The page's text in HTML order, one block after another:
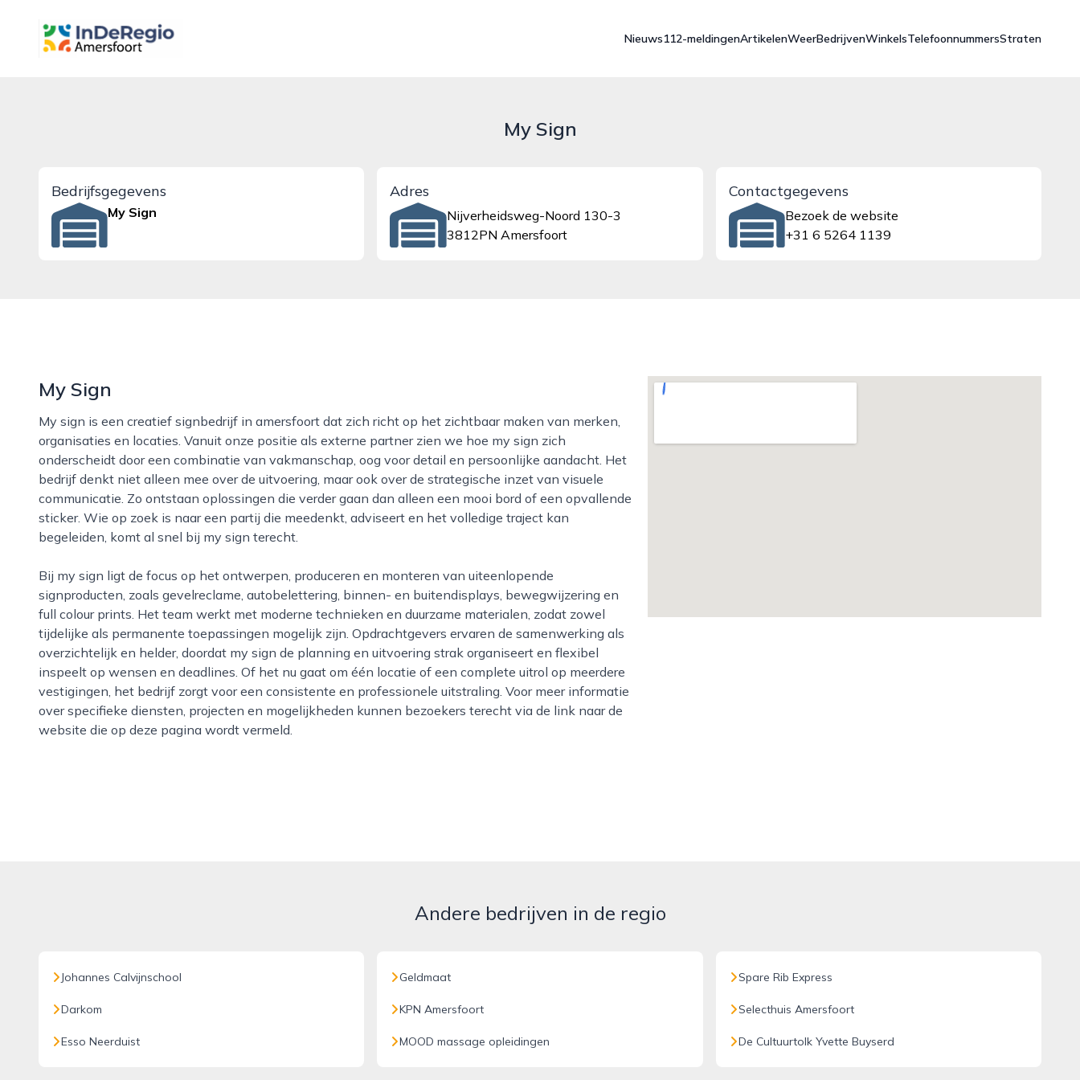
inderegioamersfoort.nl
Nieuws112-meldingenArtikelenWeerBedrijvenWinkelsTelefoonnummersStraten
My Sign
Bedrijfsgegevens
My Sign
Adres
Nijverheidsweg-Noord 130-3
3812PN Amersfoort
Contactgegevens
Bezoek de website
+31 6 5264 1139
My Sign
My sign is een creatief signbedrijf in amersfoort dat zich richt op het zichtbaar maken van merken,
organisaties en locaties. Vanuit onze positie als externe partner zien we hoe my sign zich
onderscheidt door een combinatie van vakmanschap, oog voor detail en persoonlijke aandacht. Het
bedrijf denkt niet alleen mee over de uitvoering, maar ook over de strategische inzet van visuele
communicatie. Zo ontstaan oplossingen die verder gaan dan alleen een mooi bord of een opvallende
sticker. Wie op zoek is naar een partij die meedenkt, adviseert en het volledige traject kan
begeleiden, komt al snel bij my sign terecht.
Bij my sign ligt de focus op het ontwerpen, produceren en monteren van uiteenlopende
signproducten, zoals gevelreclame, autobelettering, binnen- en buitendisplays, bewegwijzering en
full colour prints. Het team werkt met moderne technieken en duurzame materialen, zodat zowel
tijdelijke als permanente toepassingen mogelijk zijn. Opdrachtgevers ervaren de samenwerking als
overzichtelijk en helder, doordat my sign de planning en uitvoering strak organiseert en flexibel
inspeelt op wensen en deadlines. Of het nu gaat om één locatie of een complete uitrol op meerdere
vestigingen, het bedrijf zorgt voor een consistente en professionele uitstraling. Voor meer informatie
over specifieke diensten, projecten en mogelijkheden kunnen bezoekers terecht via de link naar de
website die op deze pagina wordt vermeld.
Andere bedrijven in de regio
Johannes Calvijnschool
Darkom
Esso Neerduist
Geldmaat
KPN Amersfoort
MOOD massage opleidingen
Spare Rib Express
Selecthuis Amersfoort
De Cultuurtolk Yvette Buyserd